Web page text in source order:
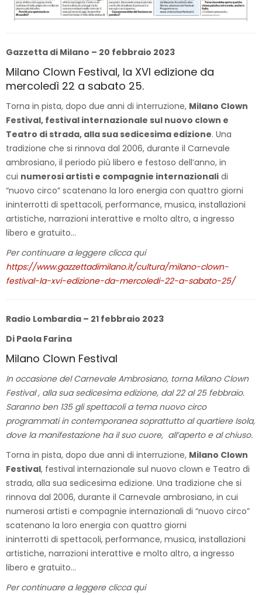
Gazzetta di Milano – 20 febbraio 2023
Milano Clown Festival, la XVI edizione da
mercoledì 22 a sabato 25.
Torna in pista, dopo due anni di interruzione, Milano Clown
Festival, festival internazionale sul nuovo clown e
Teatro di strada, alla sua sedicesima edizione. Una
tradizione che si rinnova dal 2006, durante il Carnevale
ambrosiano, il periodo più libero e festoso dell’anno, in
cui numerosi artisti e compagnie internazionali di
“nuovo circo” scatenano la loro energia con quattro giorni
ininterrotti di spettacoli, performance, musica, installazioni
artistiche, narrazioni interattive e molto altro, a ingresso
libero e gratuito…
Per continuare a leggere clicca qui
https://www.gazzettadimilano.it/cultura/milano-clown-
festival-la-xvi-edizione-da-mercoledi-22-a-sabato-25/
Radio Lombardia – 21 febbraio 2023
Di Paola Farina
Milano Clown Festival
In occasione del Carnevale Ambrosiano, torna Milano Clown
Festival , alla sua sedicesima edizione, dal 22 al 25 febbraio.
Saranno ben 135 gli spettacoli a tema nuovo circo
programmati in contemporanea soprattutto al quartiere Isola,
dove la manifestazione ha il suo cuore, all’aperto e al chiuso.
Torna in pista, dopo due anni di interruzione, Milano Clown
Festival, festival internazionale sul nuovo clown e Teatro di
strada, alla sua sedicesima edizione. Una tradizione che si
rinnova dal 2006, durante il Carnevale ambrosiano, in cui
numerosi artisti e compagnie internazionali di “nuovo circo”
scatenano la loro energia con quattro giorni
ininterrotti di spettacoli, performance, musica, installazioni
artistiche, narrazioni interattive e molto altro, a ingresso
libero e gratuito…
Per continuare a leggere clicca qui